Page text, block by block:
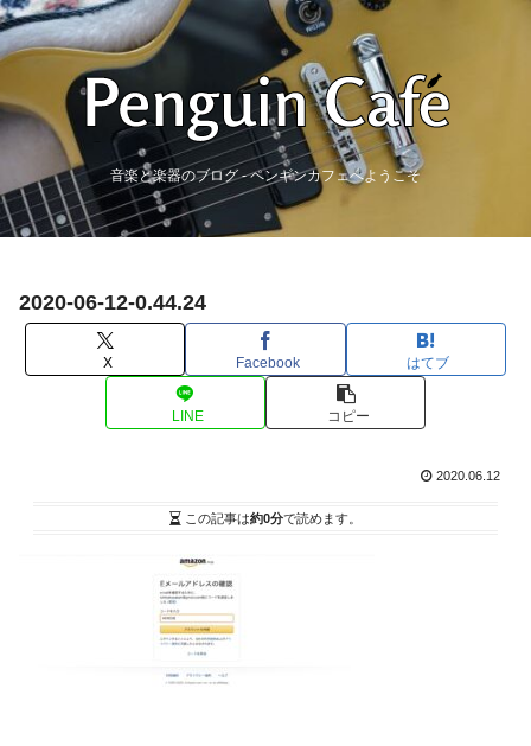
音楽と楽器のブログ - ペンギンカフェへようこそ
2020-06-12-0.44.24
X Facebook はてブ
LINE コピー
2020.06.12
この記事は約0分で読めます。